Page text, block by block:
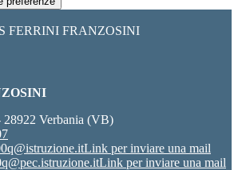
FERRINI FRANZOSINI
28922 Verbania (VB)
Link per inviare una mail
Link per inviare una mail